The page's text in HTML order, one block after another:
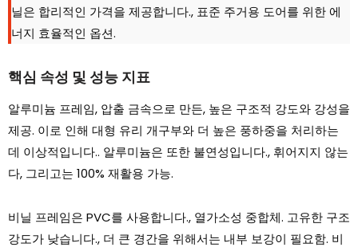
닐은 합리적인 가격을 제공합니다., 표준 주거용 도어를 위한 에
너지 효율적인 옵션.
핵심 속성 및 성능 지표
알루미늄 프레임, 압출 금속으로 만든, 높은 구조적 강도와 강성을
제공. 이로 인해 대형 유리 개구부와 더 높은 풍하중을 처리하는
데 이상적입니다.. 알루미늄은 또한 불연성입니다., 휘어지지 않는
다, 그리고는 100% 재활용 가능.
비닐 프레임은 PVC를 사용합니다., 열가소성 중합체. 고유한 구조
강도가 낮습니다., 더 큰 경간을 위해서는 내부 보강이 필요함. 비